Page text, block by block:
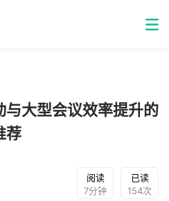
大型会议效率提升的
荐
阅读
7分钟
已读
154次